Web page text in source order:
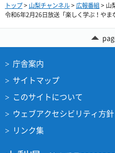
トップ> 山梨チャンネル>広報番組> 山
令和6年2月26日放送「楽しく学ぶ！やま
庁舎案内
サイトマップ
このサイトについて
ウェブアクセシビリティ方針
リンク集